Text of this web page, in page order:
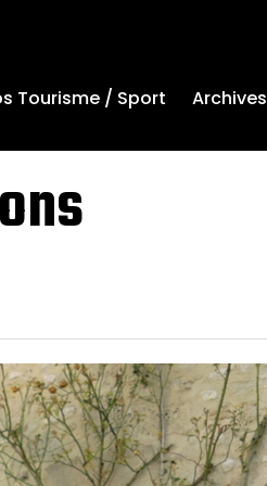
Tourisme / Sport Archives